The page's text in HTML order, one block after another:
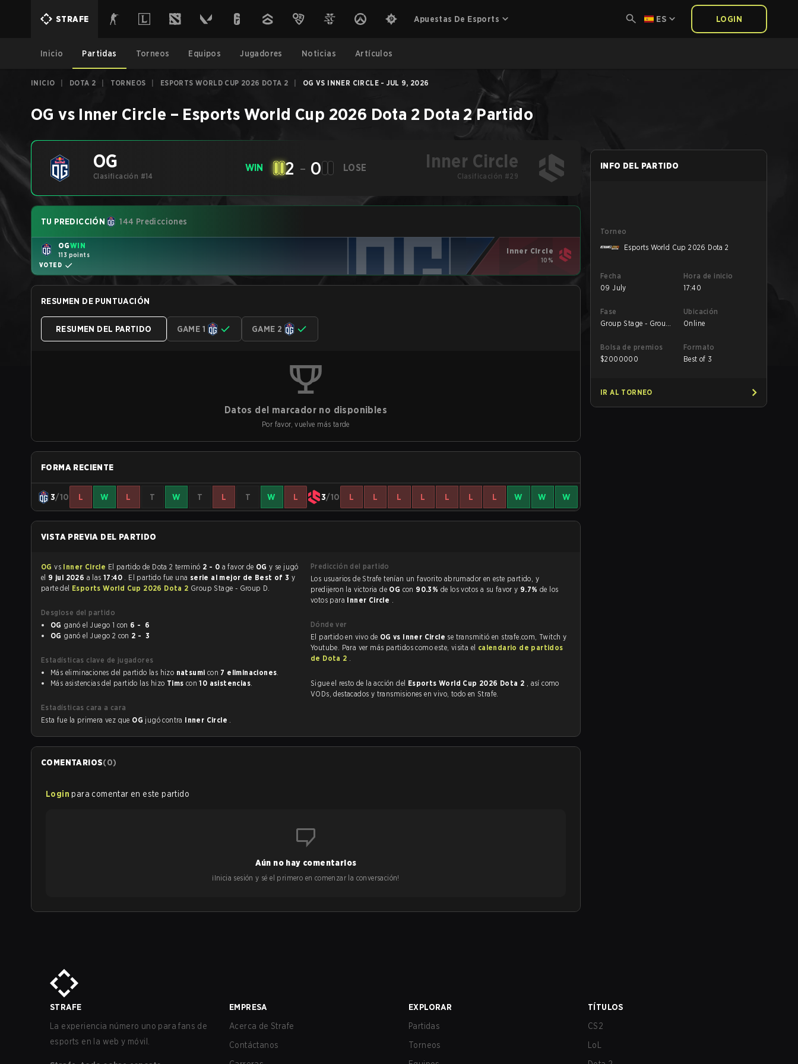
STRAFE Apuestas De Esports ES LOGIN
Inicio Partidas Torneos Equipos Jugadores Noticias Artículos
INICIO DOTA 2 TORNEOS ESPORTS WORLD CUP 2026 DOTA 2 OG VS INNER CIRCLE - JUL 9, 2026
OG vs Inner Circle – Esports World Cup 2026 Dota 2 Dota 2Partido
OG
Clasificación #14
WIN 2 - 0 LOSE Inner Circle
Clasificación #29
TU PREDICCIÓN 144 Predicciones
OGWIN
113 points
VOTED
Inner Circle
10%
RESUMEN DE PUNTUACIÓN
RESUMEN DEL PARTIDO GAME 1 GAME 2
Datos del marcador no disponibles
Por favor, vuelve más tarde
FORMA RECIENTE
3/10 L W L T W T L T W L 3/10 L L L L L L L W W W
VISTA PREVIA DEL PARTIDO
OGvs Inner Circle El partido de Dota 2 terminó 2 - 0 a favor de OGy se jugó
el 9 jul 2026 a las 17:40 . El partido fue una serie al mejor de Best of 3 y
parte del Esports World Cup 2026 Dota 2 Group Stage - Group D.
Desglose del partido
OG
ganó el Juego 1 con
6 - 6
OG
ganó el Juego 2 con 2 - 3
Estadísticas clave de jugadores
Más eliminaciones del partido las hizo natsumi con 7 eliminaciones.
Más asistencias del partido las hizo Tims con10 asistencias.
Estadísticas cara a cara
Esta fue la primera vez que OG jugó contra Inner Circle .
Predicción del partido
Los usuarios de Strafe tenían un favorito abrumador en este partido, y
predijeron la victoria de OG con 90.3% de los votos a su favor y 9.7% de los
votos para Inner Circle .
Dónde ver
El partido en vivo de OG vs Inner Circle se transmitió en strafe.com, Twitch y
Youtube. Para ver más partidos como este, visita el calendario de partidos
de Dota 2 .
Sigue el resto de la acción del Esports World Cup 2026 Dota 2 , así como
VODs, destacados y transmisiones en vivo, todo en Strafe.
COMENTARIOS(0)
Login para comentar en este partido
Aún no hay comentarios
¡Inicia sesión y sé el primero en comenzar la conversación!
INFO DEL PARTIDO
Torneo
Esports World Cup 2026 Dota 2
Fecha
09 July
Hora de inicio
17:40
Fase
Group Stage - Group
Ubicación
Online
Bolsa de premios
$2000000
Formato
Best of 3
IR AL TORNEO
STRAFE
La experiencia número uno para fans de
esports en la web y móvil.
EMPRESA
Acerca de Strafe
Contáctanos
EXPLORAR
Partidas
Torneos
TÍTULOS
CS2
LoL